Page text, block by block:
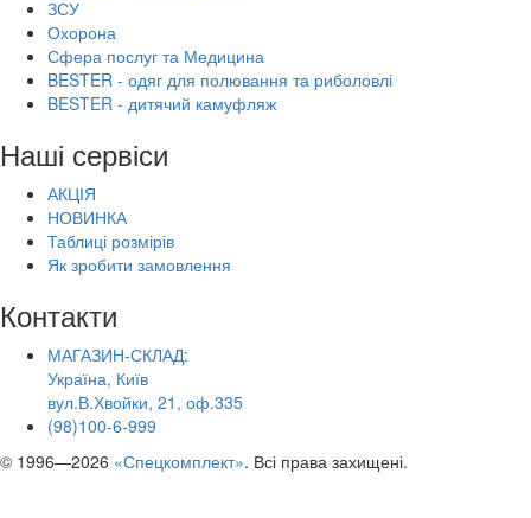
ЗСУ
Охорона
Сфера послуг та Медицина
BESTER - одяг для полювання та риболовлі
BESTER - дитячий камуфляж
Наші сервіси
АКЦІЯ
НОВИНКА
Таблиці розмірів
Як зробити замовлення
Контакти
МАГАЗИН-СКЛАД:
Україна, Київ
вул.В.Хвойки, 21, оф.335
(98)100-6-999
© 1996—2026 «Спецкомплект». Всі права захищені.